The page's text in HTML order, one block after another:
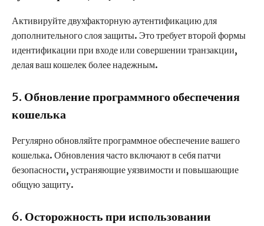
Активируйте двухфакторную аутентификацию для
дополнительного слоя защиты. Это требует второй формы
идентификации при входе или совершении транзакции,
делая ваш кошелек более надежным.
5. Обновление программного обеспечения
кошелька
Регулярно обновляйте программное обеспечение вашего
кошелька. Обновления часто включают в себя патчи
безопасности, устраняющие уязвимости и повышающие
общую защиту.
6. Осторожность при использовании